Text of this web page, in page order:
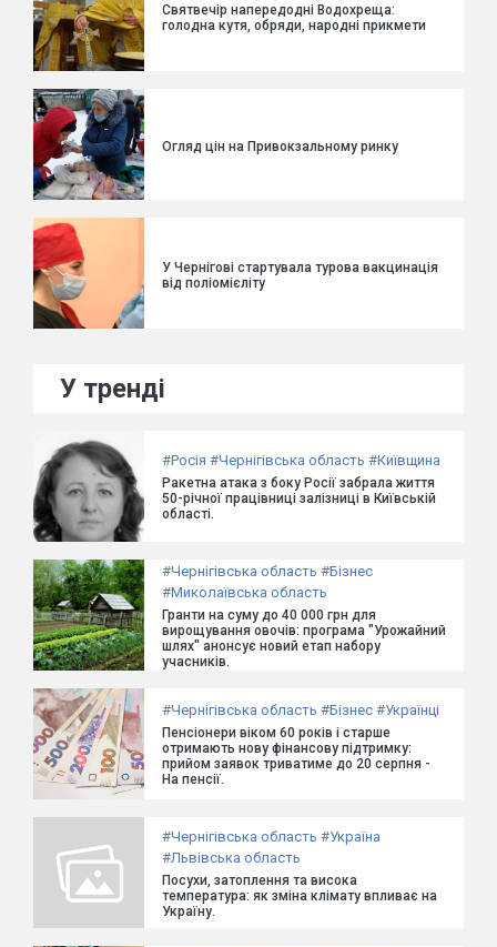
Святвечір напередодні Водохреща:
голодна кутя, обряди, народні прикмети
Огляд цін на Привокзальному ринку
У Чернігові стартувала турова вакцинація
від поліомієліту
У тренді
#Росія #Чернігівська область #Київщина
Ракетна атака з боку Росії забрала життя
50-річної працівниці залізниці в Київській
області.
#Чернігівська область #Бізнес
#Миколаївська область
Гранти на суму до 40 000 грн для
вирощування овочів: програма "Урожайний
шлях" анонсує новий етап набору
учасників.
#Чернігівська область #Бізнес #Українці
Пенсіонери віком 60 років і старше
отримають нову фінансову підтримку:
прийом заявок триватиме до 20 серпня -
На пенсії.
#Чернігівська область #Україна
#Львівська область
Посухи, затоплення та висока
температура: як зміна клімату впливає на
Україну.